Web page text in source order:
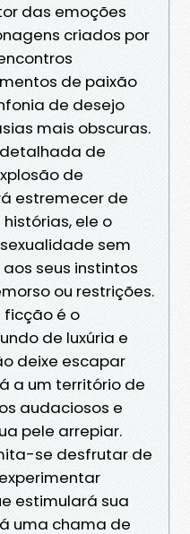
das emoções
criados por
de paixão
de desejo
mais obscuras.
de
de
estremecer de
ele o
sem
seus instintos
ou restrições.
ficção é o
de luxúria e
deixe escapar
a um território de
audaciosos e
pele arrepiar.
se desfrutar de
estimulará sua
uma chama de